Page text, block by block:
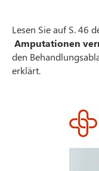
Lesen Sie auf S. 46
Amputationen
den
erklärt.